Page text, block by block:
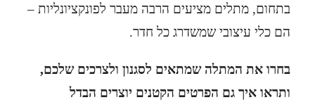
בתחום, מתלים מציעים הרבה מעבר לפונקציונליות –
הם כלי עיצובי שמשדרג כל חדר.
בחרו את המתלה שמתאים לסגנון ולצרכים שלכם,
ותראו איך גם הפרטים הקטנים יוצרים הבדל